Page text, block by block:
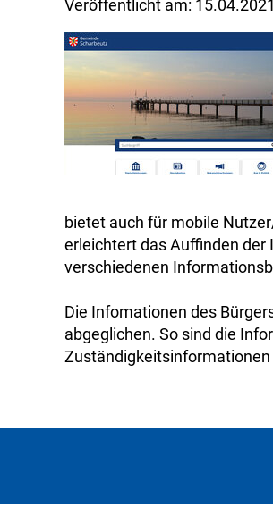
Veröffentlicht am: 15.04.2021
bietet auch für mobile
erleichtert das Auffinden der
verschiedenen
Die Infomationen des
abgeglichen. So sind die